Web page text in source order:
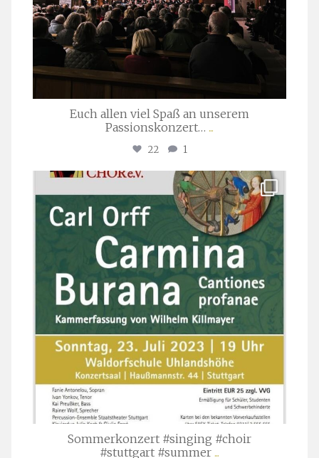
Euch allen viel Spaß an unserem
Passionskonzert… ...
22 1
stuttgarter_oratorienchor
Juli 22
Sommerkonzert #singing #choir
#stuttgart #summer ...